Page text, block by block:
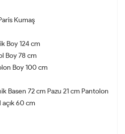
Kumaş
Boy 124 cm
Boy 78 cm
Boy 100 cm
Basen 72 cm Pazu 21 cm Pantolon
açık 60 cm